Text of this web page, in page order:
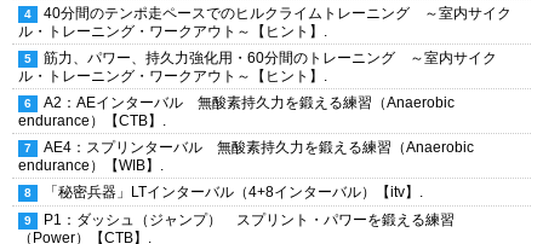
40分間のテンポ走ペースでのヒルクライムトレーニング ～室内サイク
ル・トレーニング・ワークアウト～【ヒント】.
筋力、パワー、持久力強化用・60分間のトレーニング ～室内サイク
ル・トレーニング・ワークアウト～【ヒント】.
A2：AEインターバル 無酸素持久力を鍛える練習（Anaerobic
endurance）【CTB】.
AE4：スプリンターバル 無酸素持久力を鍛える練習（Anaerobic
endurance）【WIB】.
「秘密兵器」LTインターバル（4+8インターバル）【itv】.
P1：ダッシュ（ジャンプ） スプリント・パワーを鍛える練習
（Power）【CTB】.